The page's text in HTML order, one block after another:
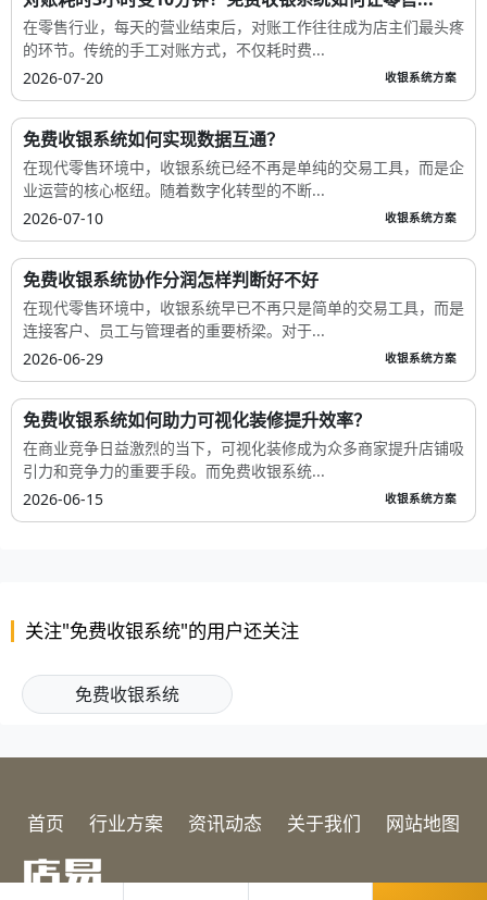
在零售行业，每天的营业结束后，对账工作往往成为店主们最头疼
的环节。传统的手工对账方式，不仅耗时费...
2026-07-20
收银系统方案
免费收银系统如何实现数据互通？
在现代零售环境中，收银系统已经不再是单纯的交易工具，而是企
业运营的核心枢纽。随着数字化转型的不断...
2026-07-10
收银系统方案
免费收银系统协作分润怎样判断好不好
在现代零售环境中，收银系统早已不再只是简单的交易工具，而是
连接客户、员工与管理者的重要桥梁。对于...
2026-06-29
收银系统方案
免费收银系统如何助力可视化装修提升效率？
在商业竞争日益激烈的当下，可视化装修成为众多商家提升店铺吸
引力和竞争力的重要手段。而免费收银系统...
2026-06-15
收银系统方案
关注"免费收银系统"的用户还关注
免费收银系统
首页 行业方案 资讯动态 关于我们 网站地图